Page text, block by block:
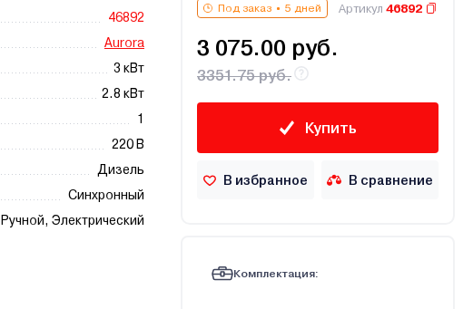
46892
Aurora
3 кВт
2.8 кВт
1
220 В
Дизель
Синхронный
Ручной, Электрический
Под заказ 5 дней Артикул 46892
3 075.00 руб.
3351.75 руб.
Купить
В избранное В сравнение
Комплектация: